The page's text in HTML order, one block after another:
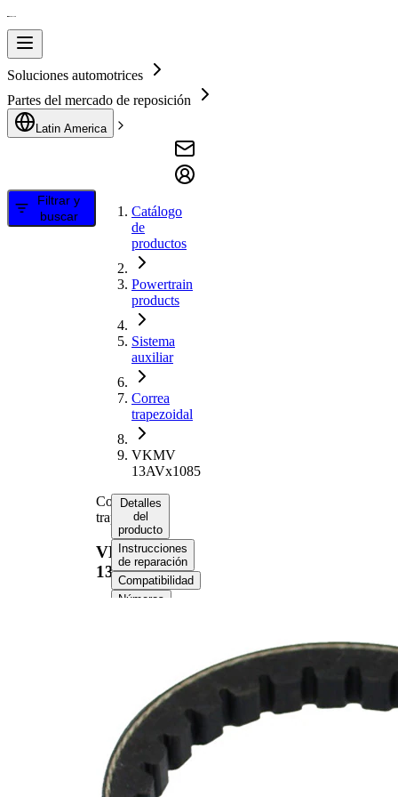
Soluciones automotrices
Partes del mercado de reposición
Latin America
Filtrar y
buscar
Catálogo
de
productos
Powertrain
products
Sistema
auxiliar
Correa
trapezoidal
VKMV
13AVx1085
Correa
trapezoidal
VKMV
13AVx1085
Detalles
del
producto
Instrucciones
de reparación
Compatibilidad
Números
Información del
producto
Propiedad
Longitud
1085
mm